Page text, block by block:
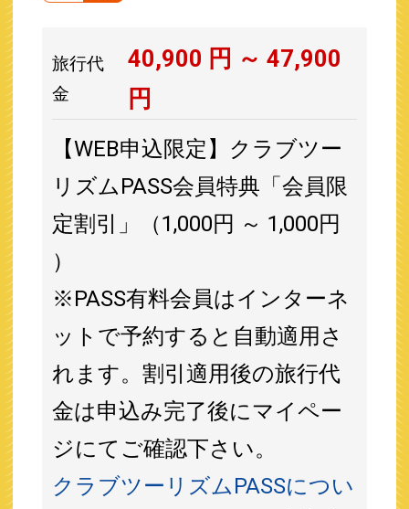
旅行代
金
40,900 円 ～47,900
円
【WEB申込限定】クラブツー
リズムPASS会員特典「会員限
定割引」（1,000円 ～ 1,000円
）
※PASS有料会員はインターネ
ットで予約すると自動適用さ
れます。割引適用後の旅行代
金は申込み完了後にマイペー
ジにてご確認下さい。
クラブツーリズムPASSについ